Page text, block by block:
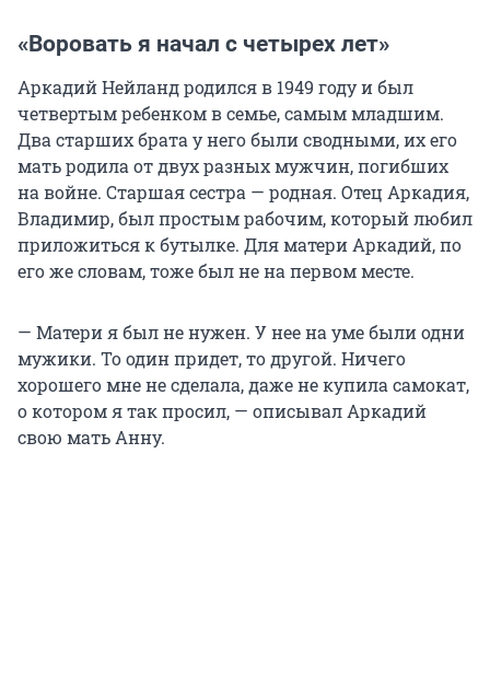
«Воровать я начал с четырех лет»
Аркадий Нейланд родился в 1949 году и был
четвертым ребенком в семье, самым младшим.
Два старших брата у него были сводными, их его
мать родила от двух разных мужчин, погибших
на войне. Старшая сестра — родная. Отец Аркадия,
Владимир, был простым рабочим, который любил
приложиться к бутылке. Для матери Аркадий, по
его же словам, тоже был не на первом месте.
— Матери я был не нужен. У нее на уме были одни
мужики. То один придет, то другой. Ничего
хорошего мне не сделала, даже не купила самокат,
о котором я так просил, — описывал Аркадий
свою мать Анну.